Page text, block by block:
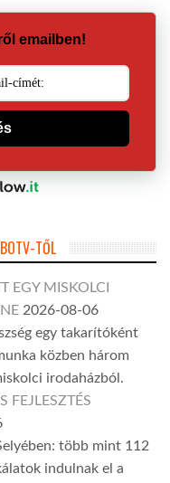
emailben!
TŐL
EGY MISKOLCI
2026-08-06
egy takarítóként
közben három
irodaházból.
FEJLESZTÉS
több mint 112
indulnak el a